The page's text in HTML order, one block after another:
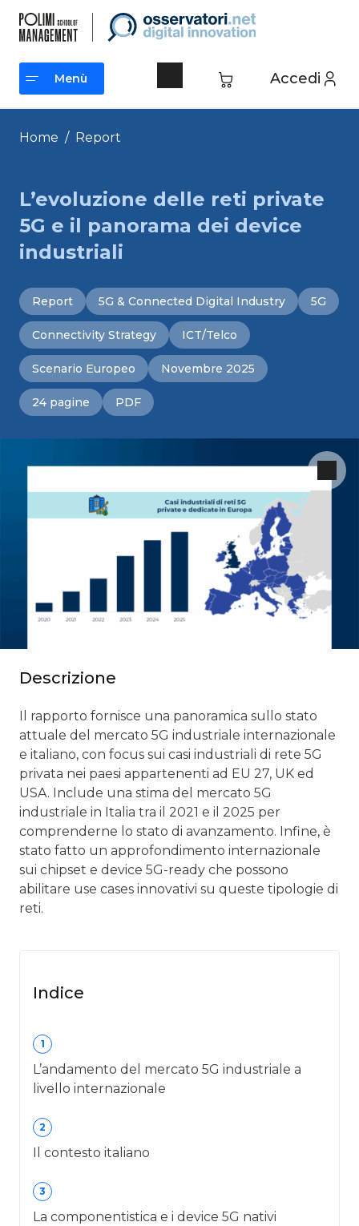
contenuto
Accedi
Menù
Menù
Home / Report
L’evoluzione delle reti private
5G e il panorama dei device
industriali
Report 5G & Connected Digital Industry 5G
Connectivity Strategy ICT/Telco
Scenario Europeo Novembre 2025
24 pagine PDF
Descrizione
Il rapporto fornisce una panoramica sullo stato
attuale del mercato 5G industriale internazionale
e italiano, con focus sui casi industriali di rete 5G
privata nei paesi appartenenti ad EU 27, UK ed
USA. Include una stima del mercato 5G
industriale in Italia tra il 2021 e il 2025 per
comprenderne lo stato di avanzamento. Infine, è
stato fatto un approfondimento internazionale
sui chipset e device 5G-ready che possono
abilitare use cases innovativi su queste tipologie di
reti.
Indice
1
L’andamento del mercato 5G industriale a
livello internazionale
2
Il contesto italiano
3
La componentistica e i device 5G nativi